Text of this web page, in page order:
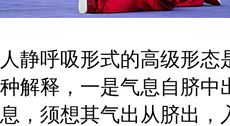
人静呼吸形式的高级形态
种解释，一是气息自脐中
息，须想其气出从脐出